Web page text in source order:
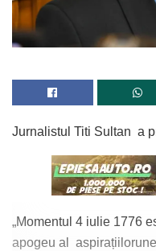
Jurnalistul Titi Sultan a
„Momentul 4 iulie 1776
apogeu al